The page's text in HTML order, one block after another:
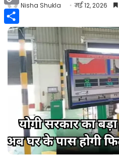
Nisha Shukla मई 12, 2026
Copy
Link
Share